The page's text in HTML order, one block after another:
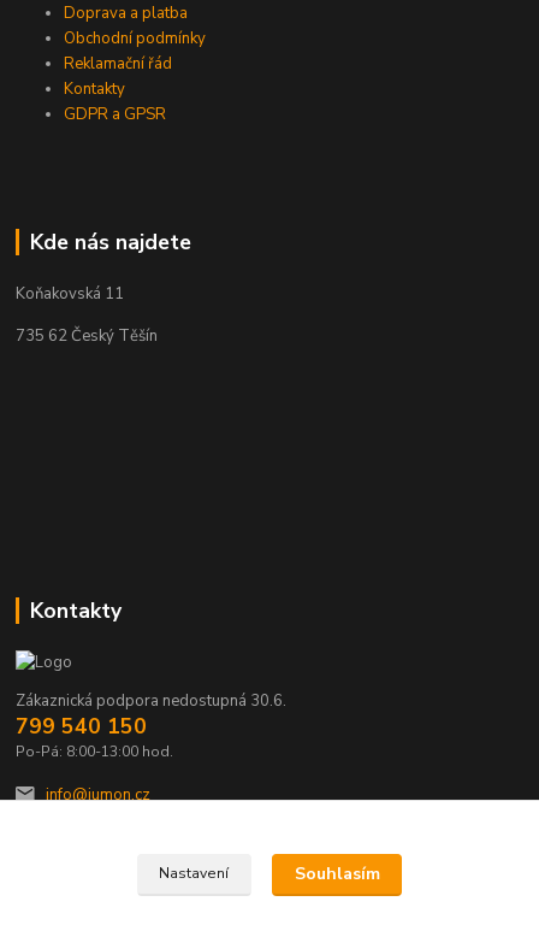
Doprava a platba
Obchodní podmínky
Reklamační řád
Kontakty
GDPR a GPSR
Kde nás najdete
Koňakovská 11
735 62 Český Těšín
Kontakty
Zákaznická podpora nedostupná 30.6.
799 540 150
Po-Pá: 8:00-13:00 hod.
info@jumon.cz
Nastavení Souhlasím